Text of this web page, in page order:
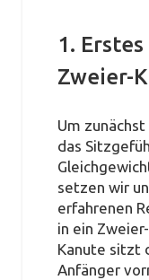
1.
Zweier-
Um
das
setzen wir
erfahrenen
in ein
Kanute sitzt
Anfänger